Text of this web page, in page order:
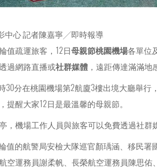
中心 記者陳嘉寧╱即時報導
值疏運旅客，12日母親節桃園機場各單位
過網路直播或社群媒體 ，遠距傳達滿滿地
30分在桃園機場第2航廈3樓出境大廳舉
醒大家12日是最溫馨的母親節。
，機場工作人員與旅客可以免費透過社
值的航警局安檢大隊巡官顏瑀涵、移民
空運務員謝柔帆、長榮航空運務員陳思